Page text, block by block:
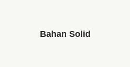
Bahan Solid